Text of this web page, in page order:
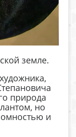
земле.
природа
но
и